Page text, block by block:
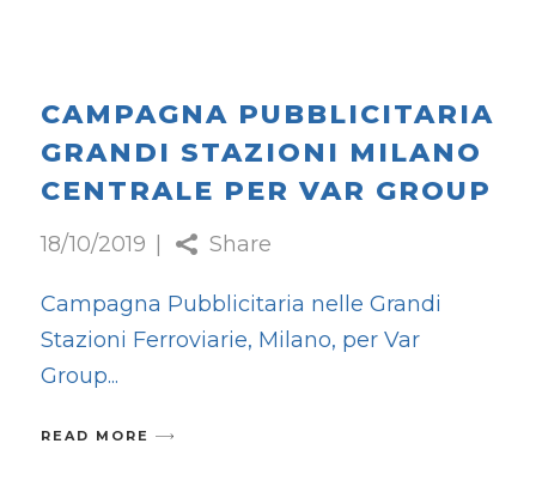
CAMPAGNA PUBBLICITARIA
GRANDI STAZIONI MILANO
CENTRALE PER VAR GROUP
18/10/2019 Share
Campagna Pubblicitaria nelle Grandi
Stazioni Ferroviarie, Milano, per Var
Group
READ MORE